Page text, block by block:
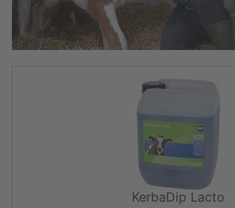
KerbaDip Lacto